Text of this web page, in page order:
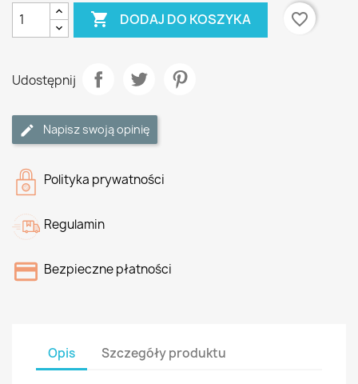
 DODAJ DO KOSZYKA favorite_border
Udostępnij
Napisz swoją opinię
Polityka prywatności
Regulamin
Bezpieczne płatności
Opis Szczegóły produktu